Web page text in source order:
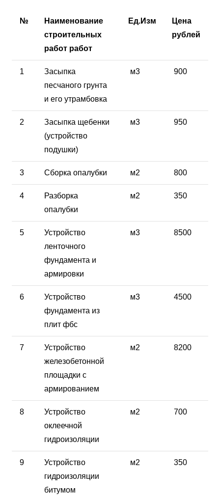
№
Наименование
строительных
работ работ
Ед.Изм
Цена
рублей
1
Засыпка
песчаного грунта
и его утрамбовка
м3 900
2
Засыпка щебенки
(устройство
подушки)
м3 950
3 Сборка опалубки м2 800
4
Разборка
опалубки
м2 350
5
Устройство
ленточного
фундамента и
армировки
м3 8500
6
Устройство
фундамента из
плит фбс
м3 4500
7
Устройство
железобетонной
площадки с
армированием
м2 8200
8
Устройство
оклеечной
гидроизоляции
м2 700
9
Устройство
гидроизоляции
битумом
м2 350